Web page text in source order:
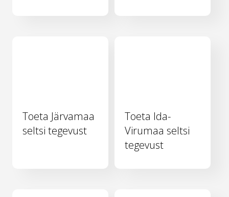
Toeta Järvamaa
seltsi tegevust
Toeta Ida-
Virumaa seltsi
tegevust